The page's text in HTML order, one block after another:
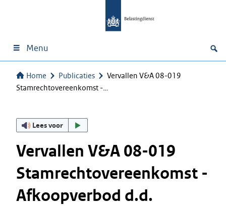
Menu
Home Publicaties
Vervallen V&A 08-019
Stamrechtovereenkomst -…
Lees voor
Vervallen V&A 08-019
Stamrechtovereenkomst -
Afkoopverbod d.d.